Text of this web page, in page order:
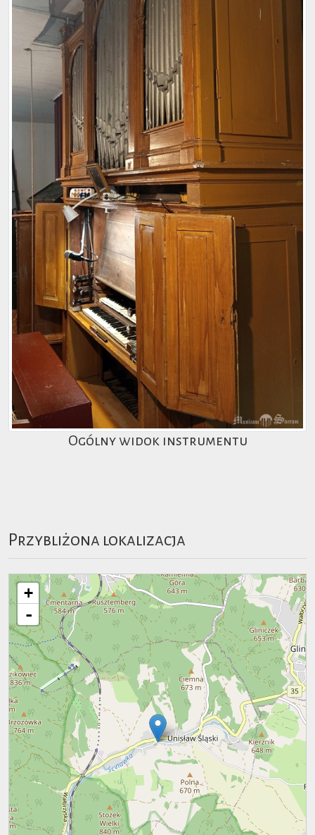
Ogólny widok instrumentu
Przybliżona lokalizacja
+
-